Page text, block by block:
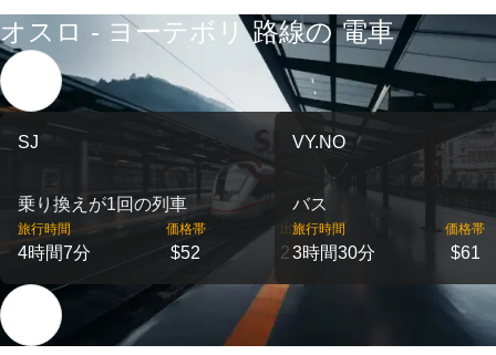
オスロ - ヨーテボリ 路線の 電車
SJ
乗り換えが1回の列車
旅行時間
4時間7分
価格帯
$52
出発
2
VY.NO
バス
旅行時間
3時間30分
価格帯
$61